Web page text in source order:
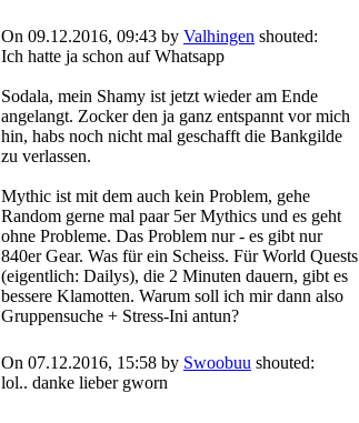
On 09.12.2016, 09:43 by Valhingen shouted:
Ich hatte ja schon auf Whatsapp
Sodala, mein Shamy ist jetzt wieder am Ende
angelangt. Zocker den ja ganz entspannt vor mich
hin, habs noch nicht mal geschafft die Bankgilde
zu verlassen.
Mythic ist mit dem auch kein Problem, gehe
Random gerne mal paar 5er Mythics und es geht
ohne Probleme. Das Problem nur - es gibt nur
840er Gear. Was für ein Scheiss. Für World Quests
(eigentlich: Dailys), die 2 Minuten dauern, gibt es
bessere Klamotten. Warum soll ich mir dann also
Gruppensuche + Stress-Ini antun?
On 07.12.2016, 15:58 by Swoobuu shouted:
lol.. danke lieber gworn